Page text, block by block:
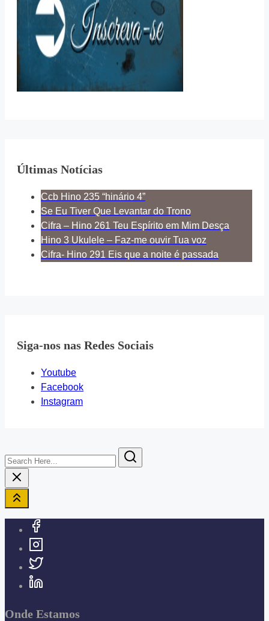
Últimas Notícias
Ccb Hino 235 “hinário 4”
Se Eu Tiver Que Levantar do Trono
Cifra – Hino 261 Teu Espírito em Mim Desça
Hino 3 Ukulele – Faz-me ouvir Tua voz
Cifra- Hino 291 Eis que a noite é passada
Siga-nos nas Redes Sociais
Youtube
Facebook
Instagram
Search
Here...
Onde Estamos